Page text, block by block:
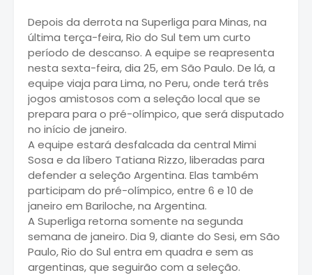
Depois da derrota na Superliga para Minas, na
última terça-feira, Rio do Sul tem um curto
período de descanso. A equipe se reapresenta
nesta sexta-feira, dia 25, em São Paulo. De lá, a
equipe viaja para Lima, no Peru, onde terá três
jogos amistosos com a seleção local que se
prepara para o pré-olímpico, que será disputado
no início de janeiro.
A equipe estará desfalcada da central Mimi
Sosa e da líbero Tatiana Rizzo, liberadas para
defender a seleção Argentina. Elas também
participam do pré-olímpico, entre 6 e 10 de
janeiro em Bariloche, na Argentina.
A Superliga retorna somente na segunda
semana de janeiro. Dia 9, diante do Sesi, em São
Paulo, Rio do Sul entra em quadra e sem as
argentinas, que seguirão com a seleção.